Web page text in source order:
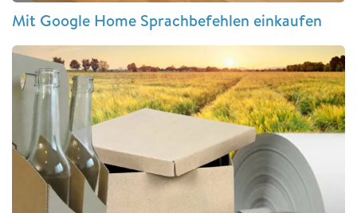
Mit Google Home Sprachbefehlen einkaufen